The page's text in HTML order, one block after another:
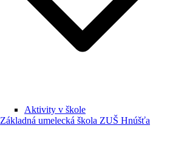
Aktivity v škole
Základná umelecká škola ZUŠ Hnúšťa